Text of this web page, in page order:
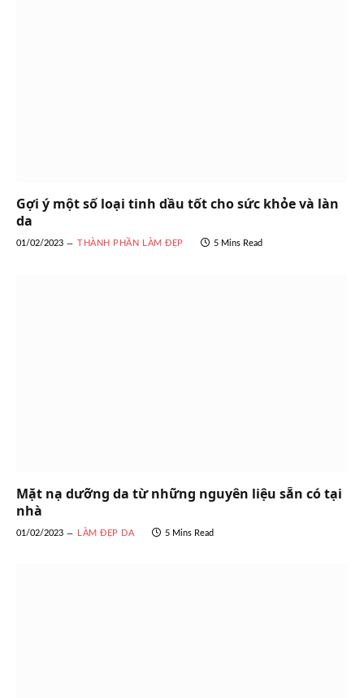
Gợi ý một số loại tinh dầu tốt cho sức khỏe và làn
da
01/02/2023 THÀNH PHẦN LÀM ĐẸP 5 Mins Read
Mặt nạ dưỡng da từ những nguyên liệu sẵn có tại
nhà
01/02/2023 LÀM ĐẸP DA 5 Mins Read